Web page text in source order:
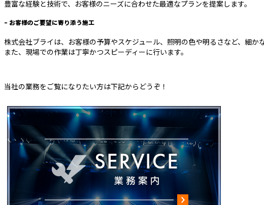
豊富な経験と技術で、お客様のニーズに合わせた最適なプランを提案します。
– お客様のご要望に寄り添う施工
株式会社ブライは、お客様の予算やスケジュール、照明の色や明るさなど、細か
また、現場での作業は丁寧かつスピーディーに行います。
当社の業務をご覧になりたい方は下記からどうぞ！